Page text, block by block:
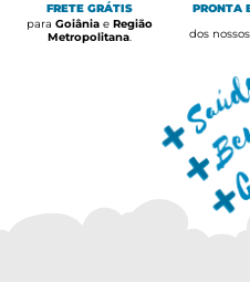
FRETE GRÁTIS
paraGoiânia eRegião
Metropolitana.
PRONTA
dos nossos